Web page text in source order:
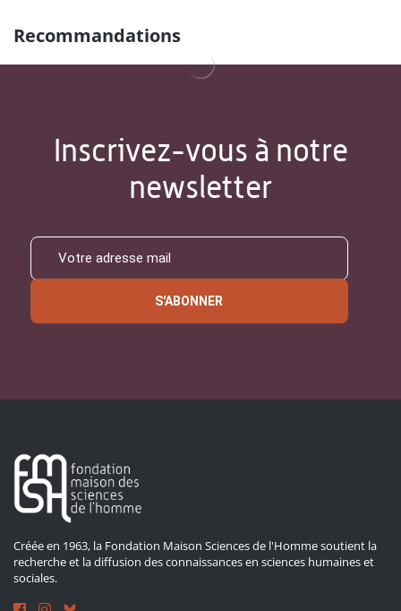
Recommandations
Inscrivez-vous à notre
newsletter
S'ABONNER
Créée en 1963, la Fondation Maison Sciences de l'Homme soutient la
recherche et la diffusion des connaissances en sciences humaines et
sociales.